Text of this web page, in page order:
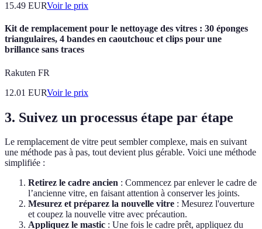
15.49 EURVoir le prix
Kit de remplacement pour le nettoyage des vitres : 30 éponges
triangulaires, 4 bandes en caoutchouc et clips pour une
brillance sans traces
Rakuten FR
12.01 EURVoir le prix
3. Suivez un processus étape par étape
Le remplacement de vitre peut sembler complexe, mais en suivant
une méthode pas à pas, tout devient plus gérable. Voici une méthode
simplifiée :
Retirez le cadre ancien : Commencez par enlever le cadre de
l’ancienne vitre, en faisant attention à conserver les joints.
Mesurez et préparez la nouvelle vitre : Mesurez l'ouverture
et coupez la nouvelle vitre avec précaution.
Appliquez le mastic : Une fois le cadre prêt, appliquez du